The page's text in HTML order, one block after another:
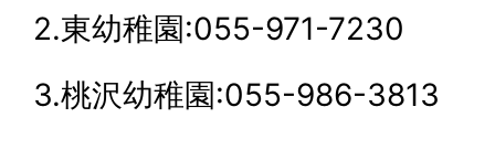
2.東幼稚園:055-971-7230
3.桃沢幼稚園:055-986-3813